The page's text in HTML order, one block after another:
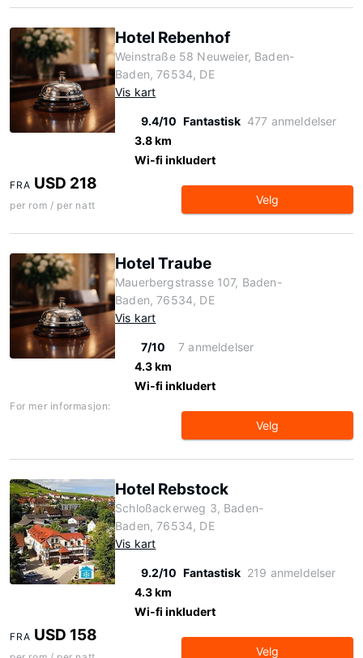
Hotel Rebenhof
Weinstraße 58 Neuweier, Baden-
Baden, 76534, DE
Vis kart
9.4/10 Fantastisk 477 anmeldelser
3.8 km
Wi-fi inkludert
FRA USD 218
per rom / per natt Velg
Hotel Traube
Mauerbergstrasse 107, Baden-
Baden, 76534, DE
Vis kart
7/10
7 anmeldelser
4.3 km
Wi-fi inkludert
For mer informasjon:
Velg
Hotel Rebstock
Schloßackerweg 3, Baden-
Baden, 76534, DE
Vis kart
9.2/10 Fantastisk 219 anmeldelser
4.3 km
Wi-fi inkludert
FRA USD 158
Velg